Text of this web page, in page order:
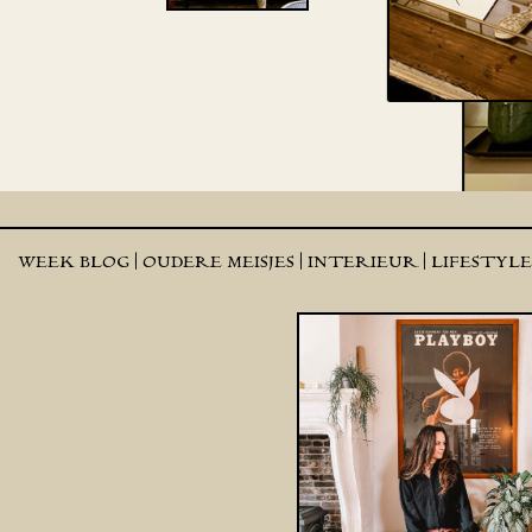
WEEK BLOG | OUDERE MEISJES | INTERIEUR | LIFESTYLE